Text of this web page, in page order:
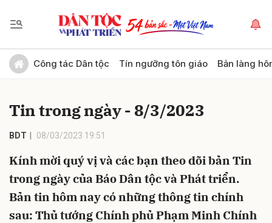
Công tác Dân tộc Tín ngưỡng tôn giáo Bản làng
Tin trong ngày - 8/3/2023
BDT 08/03/2023 19:51
Kính mời quý vị và các bạn theo dõi bản Tin
trong ngày của Báo Dân tộc và Phát triển.
Bản tin hôm nay có những thông tin chính
sau: Thủ tướng Chính phủ Phạm Minh Chính
Gửi bình luận
Hủy Gửi